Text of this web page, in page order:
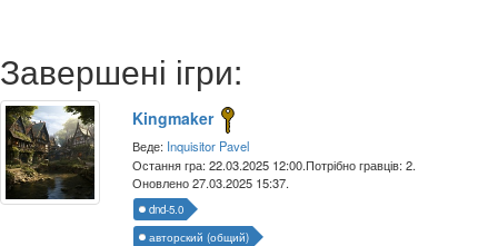
Завершені ігри:
Kingmaker
Веде: Inquisitor Pavel
Остання гра: 22.03.2025 12:00.Потрібно гравців: 2.
Оновлено 27.03.2025 15:37.
dnd-5.0
авторский (общий)